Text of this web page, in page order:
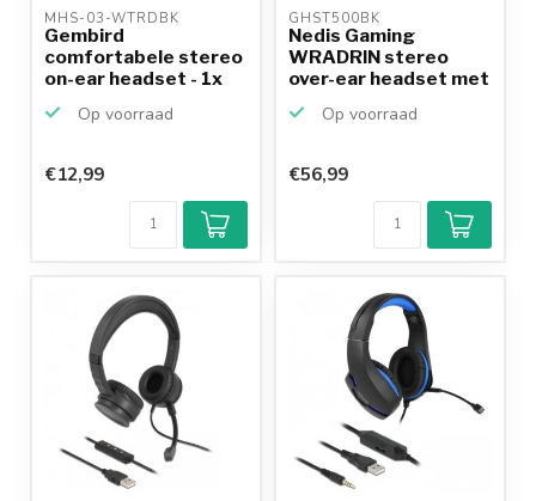
MHS-03-WTRDBK
Gembird
comfortabele stereo
on-ear headset - 1x
Op voorraad
€12,99
GHST500BK
Nedis Gaming
WRADRIN stereo
over-ear headset met
Op voorraad
Klantenbeoordeling
9,2/10
Achteraf
betalen mogelijk
productkennis
€56,99